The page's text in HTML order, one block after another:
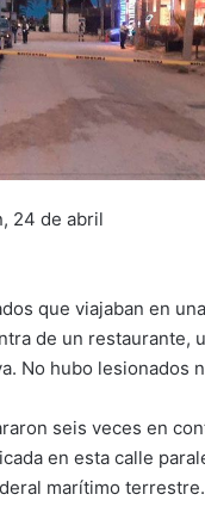
24 de abril
que viajaban en
de un restaurante,
No hubo lesionados
seis veces en
en esta calle
marítimo terrestre.